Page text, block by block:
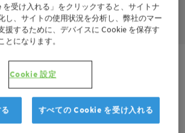
ご連絡ください
サンプルを注文
見積もりを取る
を受け入れる」をクリックすると、サイトナ
し、サイトの使用状況を分析し、弊社のマー
援するために、デバイスに Cookie を保存す
とになります。
Cookie 設定
すべての Cookie を受け入れる